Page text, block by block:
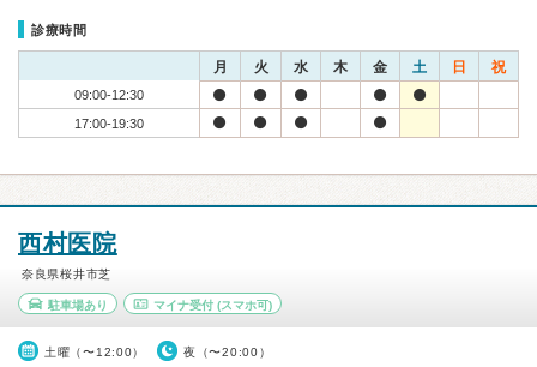
診療時間
月 火 水 木 金 土 日 祝
09:00-12:30
17:00-19:30
西村医院
奈良県桜井市芝
駐車場あり マイナ受付(スマホ可)
土曜（〜12:00） 夜（〜20:00）